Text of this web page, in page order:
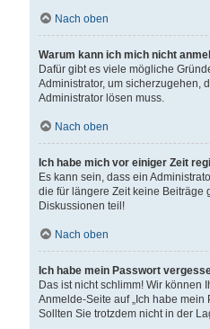
Nach oben
Warum kann ich mich nicht
Dafür gibt es viele mögliche
Administrator, um sicherzugehen,
Administrator lösen muss.
Nach oben
Ich habe mich vor einiger Zeit
Es kann sein, dass ein
die für längere Zeit keine Beiträge
Diskussionen teil!
Nach oben
Ich habe mein Passwort
Das ist nicht schlimm! Wir können
Anmelde-Seite auf „Ich habe
Sollten Sie trotzdem nicht in der